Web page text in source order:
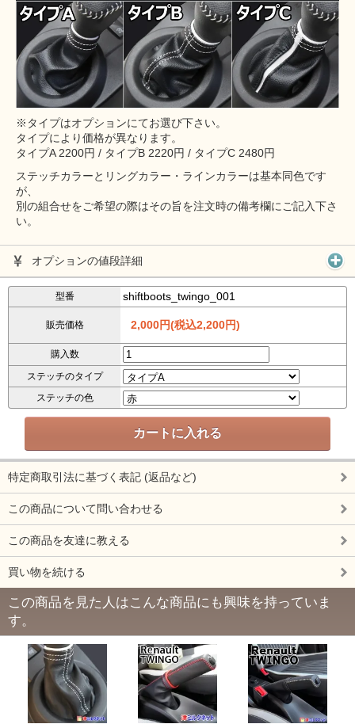
※タイプはオプションにてお選び下さい。
タイプにより価格が異なります。
タイプA 2200円 / タイプB 2220円 / タイプC 2480円
ステッチカラーとリングカラー・ラインカラーは基本同色です
が、
別の組合せをご希望の際はその旨を注文時の備考欄にご記入下さ
い。
オプションの値段詳細
型番 shiftboots_twingo_001
販売価格 2,000円(税込2,200円)
購入数
ステッチのタイプ
ステッチの色
特定商取引法に基づく表記 (返品など)
この商品について問い合わせる
この商品を友達に教える
買い物を続ける
この商品を見た人はこんな商品にも興味を持っていま
す。